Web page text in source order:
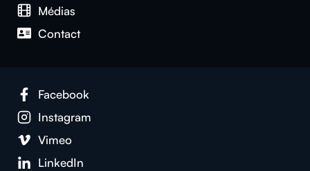
Médias
Contact
Facebook
Instagram
Vimeo
LinkedIn